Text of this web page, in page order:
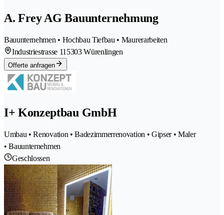
A. Frey AG Bauunternehmung
Bauunternehmen • Hochbau Tiefbau • Maurerarbeiten
Industriestrasse 11 5303 Würenlingen
Offerte anfragen
I+ Konzeptbau GmbH
Umbau • Renovation • Badezimmerrenovation • Gipser • Maler
• Bauunternehmen
Geschlossen